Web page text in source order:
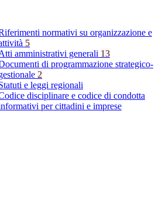
normativi su organizzazione e
5
amministrativi generali 13
di programmazione strategico-
2
e leggi regionali
disciplinare e codice di condotta
per cittadini e imprese